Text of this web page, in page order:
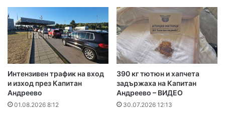
Интензивен трафик на вход
и изход през Капитан
Андреево
01.08.2026 8:12
390 кг тютюн и хапчета
задържаха на Капитан
Андреево – ВИДЕО
30.07.2026 12:13